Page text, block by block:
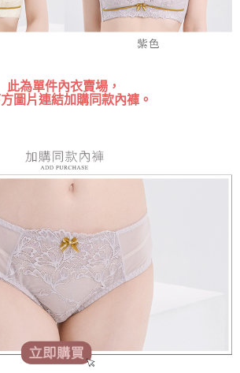
有限公司。
宜，請瀏覽以下網址：
後付」時，將依據個別帳號之用戶狀況，依本公司即
有權停止該用戶之使用額度並採取法律行動。
此為單件內衣賣場，
圖片連結加購同款內褲。